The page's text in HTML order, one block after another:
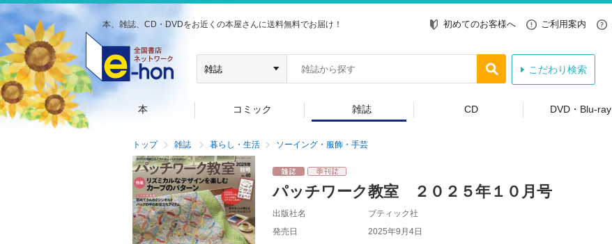
本、雑誌、CD・DVDをお近くの本屋さんに送料無料でお届け！ 初めてのお客様へ ご利用案内
こだわり検索
本 コミック 雑誌 CD DVD・Blu-ray
トップ 雑誌 暮らし・生活 ソーイング・服飾・手芸
パッチワーク教室 ２０２５年１０月号
出版社名
ブティック社
発売日
2025年9月4日